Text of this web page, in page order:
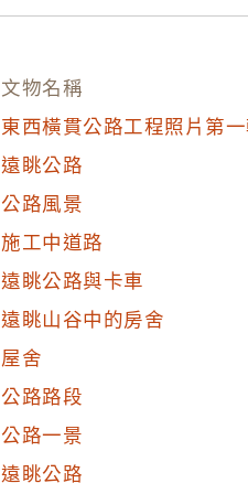
文物名稱
東西橫貫公路工程照片第
遠眺公路
公路風景
施工中道路
遠眺公路與卡車
遠眺山谷中的房舍
屋舍
公路路段
公路一景
遠眺公路